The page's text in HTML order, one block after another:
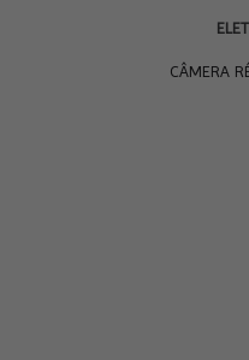
CÂMERA